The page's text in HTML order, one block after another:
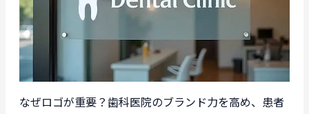
なぜロゴが重要？歯科医院のブランド力を高め、患者